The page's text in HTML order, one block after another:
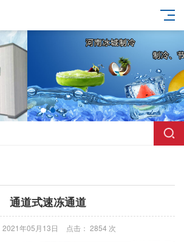
通道式速冻通道
2021年05月13日 点击： 2854 次